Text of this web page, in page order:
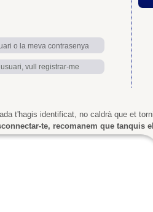
o la meva contrasenya
vull registrar-me
t'hagis identificat, no caldrà que et
te, recomanem que tanquis